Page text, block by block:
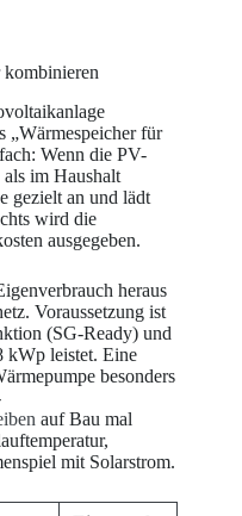
kombinieren
„Wärmespeicher für
Wenn die PV-
im Haushalt
gezielt an und lädt
wird die
ausgegeben.
heraus
Voraussetzung ist
(SG-Ready) und
kWp leistet. Eine
besonders
auf Bau mal
mit Solarstrom.